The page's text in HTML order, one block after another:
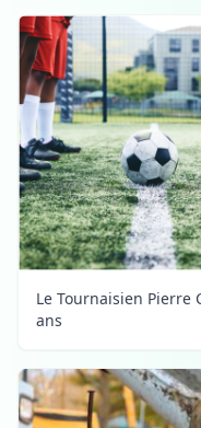
Le Tournaisien Pierre
ans